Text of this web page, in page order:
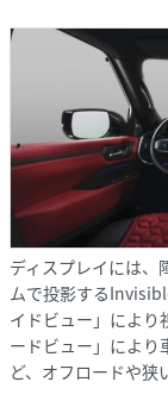
ディスプレイには、
ムで投影する
イドビュー」により
ードビュー」により
ど、オフロードや狭